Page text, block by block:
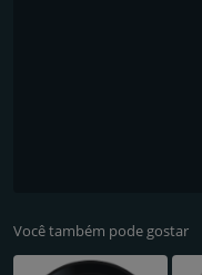
Você também pode gostar